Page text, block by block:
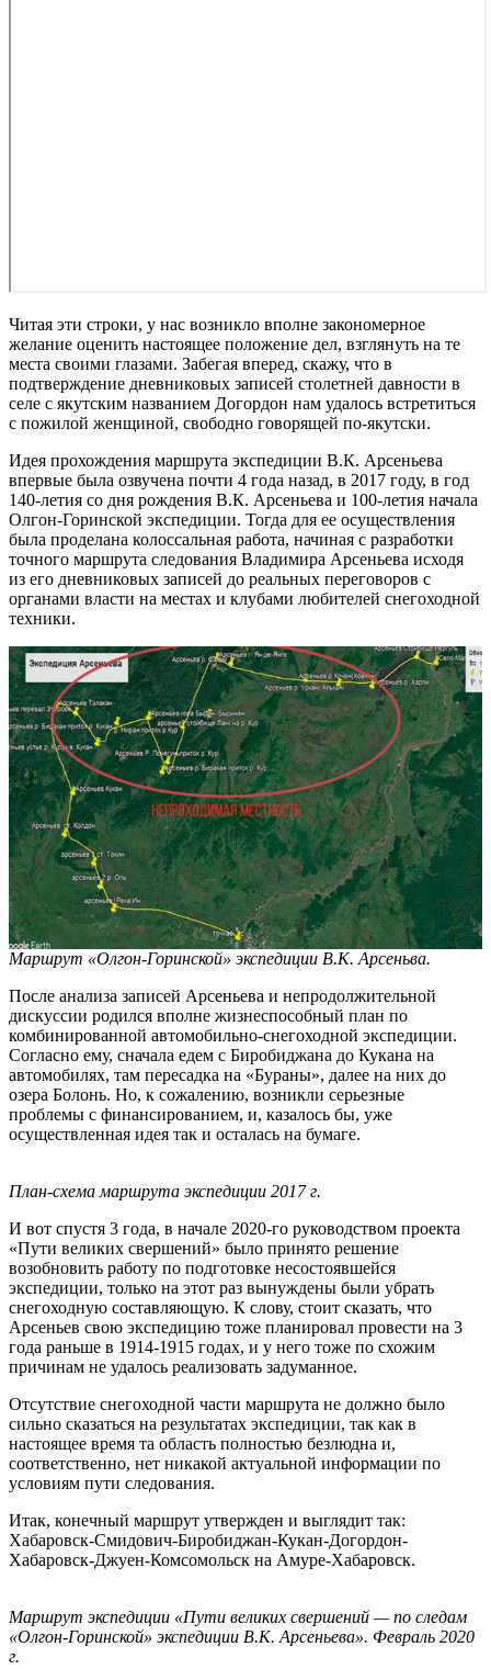
Читая эти строки, у нас возникло вполне закономерное
желание оценить настоящее положение дел, взглянуть на те
места своими глазами. Забегая вперед, скажу, что в
подтверждение дневниковых записей столетней давности в
селе с якутским названием Догордон нам удалось встретиться
с пожилой женщиной, свободно говорящей по-якутски.
Идея прохождения маршрута экспедиции В.К. Арсеньева
впервые была озвучена почти 4 года назад, в 2017 году, в год
140-летия со дня рождения В.К. Арсеньева и 100-летия начала
Олгон-Горинской экспедиции. Тогда для ее осуществления
была проделана колоссальная работа, начиная с разработки
точного маршрута следования Владимира Арсеньева исходя
из его дневниковых записей до реальных переговоров с
органами власти на местах и клубами любителей снегоходной
техники.
Маршрут «Олгон-Горинской» экспедиции В.К. Арсеньва.
После анализа записей Арсеньева и непродолжительной
дискуссии родился вполне жизнеспособный план по
комбинированной автомобильно-снегоходной экспедиции.
Согласно ему, сначала едем с Биробиджана до Кукана на
автомобилях, там пересадка на «Бураны», далее на них до
озера Болонь. Но, к сожалению, возникли серьезные
проблемы с финансированием, и, казалось бы, уже
осуществленная идея так и осталась на бумаге.
План-схема маршрута экспедиции 2017 г.
И вот спустя 3 года, в начале 2020-го руководством проекта
«Пути великих свершений» было принято решение
возобновить работу по подготовке несостоявшейся
экспедиции, только на этот раз вынуждены были убрать
снегоходную составляющую. К слову, стоит сказать, что
Арсеньев свою экспедицию тоже планировал провести на 3
года раньше в 1914-1915 годах, и у него тоже по схожим
причинам не удалось реализовать задуманное.
Отсутствие снегоходной части маршрута не должно было
сильно сказаться на результатах экспедиции, так как в
настоящее время та область полностью безлюдна и,
соответственно, нет никакой актуальной информации по
условиям пути следования.
Итак, конечный маршрут утвержден и выглядит так:
Хабаровск-Смидович-Биробиджан-Кукан-Догордон-
Хабаровск-Джуен-Комсомольск на Амуре-Хабаровск.
Маршрут экспедиции «Пути великих свершений — по следам
«Олгон-Горинской» экспедиции В.К. Арсеньева». Февраль 2020
г.